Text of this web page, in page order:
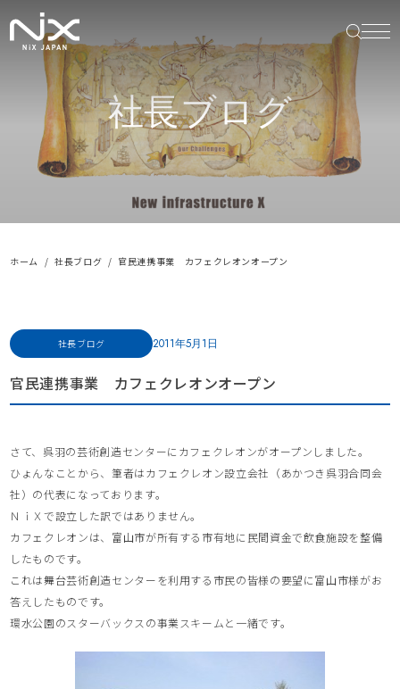
社長ブログ
ホーム 社長ブログ 官民連携事業 カフェクレオンオープン
社長ブログ 2011年5月1日
官民連携事業 カフェクレオンオープン
さて、呉羽の芸術創造センターにカフェクレオンがオープンしました。
ひょんなことから、筆者はカフェクレオン設立会社（あかつき呉羽合同会
社）の代表になっております。
ＮｉＸで設立した訳ではありません。
カフェクレオンは、富山市が所有する市有地に民間資金で飲食施設を整備
したものです。
これは舞台芸術創造センターを利用する市民の皆様の要望に富山市様がお
答えしたものです。
環水公園のスターバックスの事業スキームと一緒です。